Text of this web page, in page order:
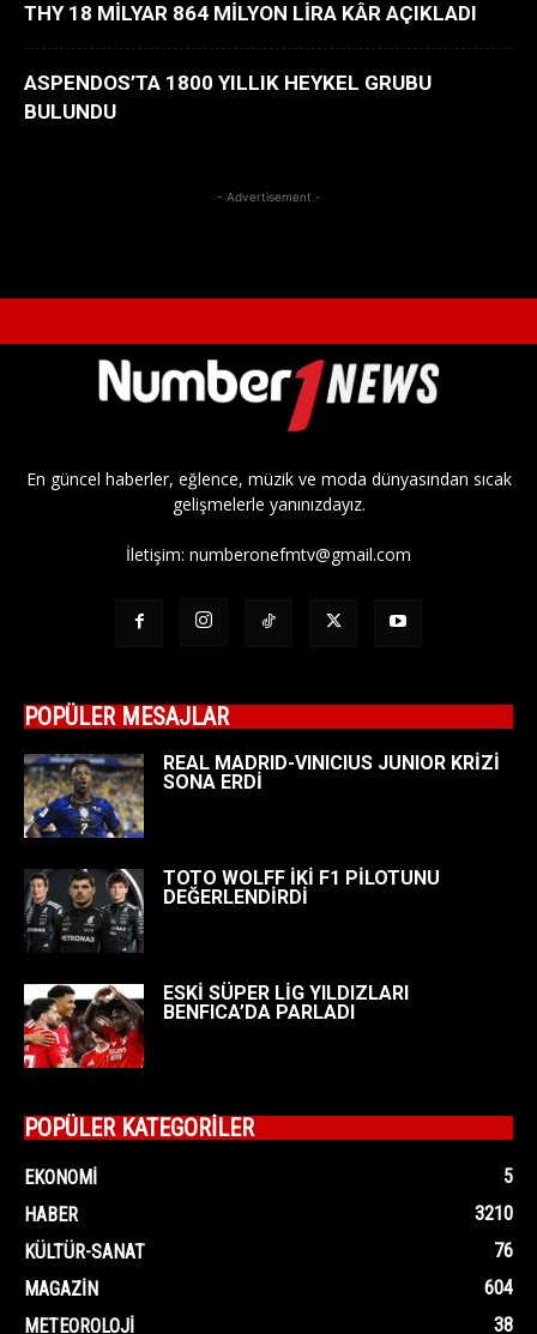
THY 18 MİLYAR 864 MİLYON LİRA KÂR AÇIKLADI
ASPENDOS’TA 1800 YILLIK HEYKEL GRUBU
BULUNDU
- Advertisement -
En güncel haberler, eğlence, müzik ve moda dünyasından sıcak
gelişmelerle yanınızdayız.
İletişim: numberonefmtv@gmail.com
POPÜLER MESAJLAR
REAL MADRID-VINICIUS JUNIOR KRİZİ
SONA ERDİ
TOTO WOLFF İKİ F1 PİLOTUNU
DEĞERLENDİRDİ
ESKİ SÜPER LİG YILDIZLARI
BENFICA’DA PARLADI
POPÜLER KATEGORİLER
EKONOMI
5
HABER
3210
KÜLTÜR-SANAT
76
MAGAZIN
604
METEOROLOJI
38